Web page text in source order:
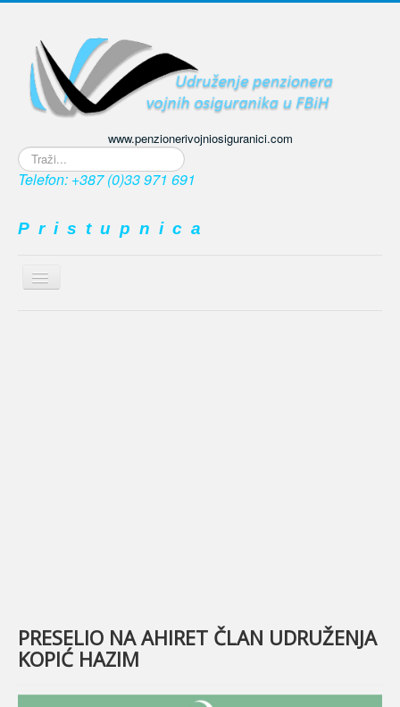
www.penzionerivojniosiguranici.com
Traži...
Telefon: +387 (0)33 971 691
P r i s t u p n i c a
Prikaz
VinaGecko.com
PRESELIO NA AHIRET ČLAN UDRUŽENJA
KOPIĆ HAZIM